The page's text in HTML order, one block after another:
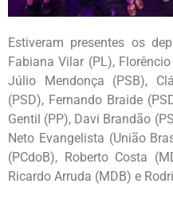
Estiveram presentes os
Fabiana Vilar (PL),
Júlio Mendonça (PSB),
(PSD), Fernando Braide
Gentil (PP), Davi Brandão
Neto Evangelista (União
(PCdoB), Roberto Costa
Ricardo Arruda (MDB) e